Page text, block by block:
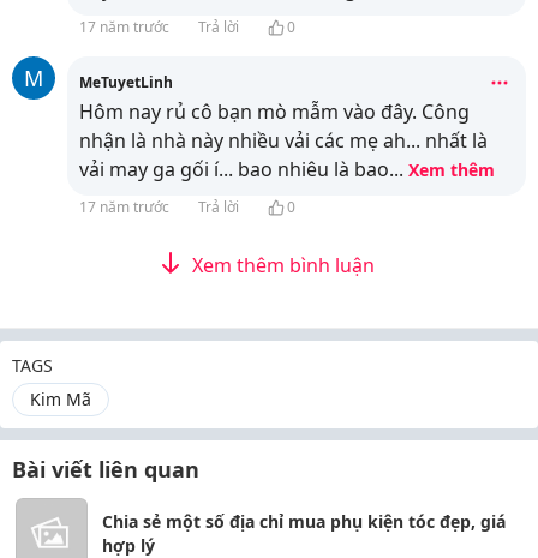
17 năm trước Trả lời 0
M MeTuyetLinh
Hôm nay rủ cô bạn mò mẫm vào đây. Công
nhận là nhà này nhiều vải các mẹ ah... nhất là
vải may ga gối í... bao nhiêu là bao... Xem thêm
17 năm trước Trả lời 0
Xem thêm bình luận
TAGS
Kim Mã
Bài viết liên quan
Chia sẻ một số địa chỉ mua phụ kiện tóc đẹp, giá
hợp lý